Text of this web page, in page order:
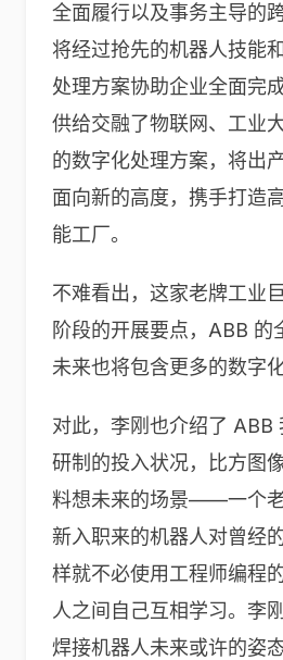
全面履行以及事务主导的
将经过抢先的机器人技能
处理方案协助企业全面完
供给交融了物联网、工业
的数字化处理方案，将出
面向新的高度，携手打造
能工厂。
不难看出，这家老牌工业
阶段的开展要点，ABB 的
未来也将包含更多的数字
对此，李刚也介绍了 ABB
研制的投入状况，比方图
料想未来的场景——一个
新入职来的机器人对曾经
样就不必使用工程师编程
人之间自己互相学习。李
焊接机器人未来或许的姿